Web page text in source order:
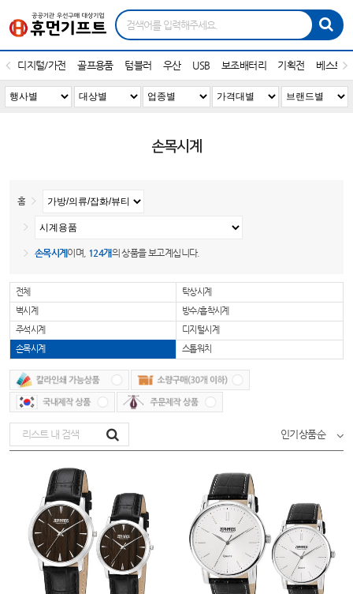
디지털/가전 골프용품 텀블러 우산 USB 보조배터리 기획전 베스트
손목시계
홈
손목시계 이며, 124개의 상품을 보고계십니다.
전체
탁상시계
벽시계
방수/흡착시계
주석시계
디지털시계
손목시계
스톱워치
인기상품순